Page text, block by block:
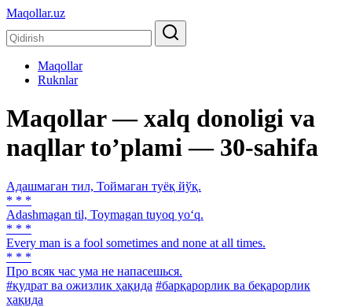
Maqollar.uz
Maqollar
Ruknlar
Maqollar — xalq donoligi va
naqllar toʼplami — 30-sahifa
Адашмаган тил, Тоймаган туёқ йўқ.
* * *
Adashmagan til, Toymagan tuyoq yo‘q.
* * *
Every man is a fool sometimes and none at all times.
* * *
Про всяк час ума не напасешься.
#қудрат ва ожизлик ҳақида #барқарорлик ва беқарорлик
ҳақида